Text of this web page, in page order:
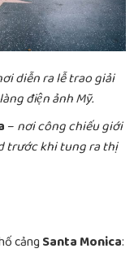
diễn ra lễ trao giải
điện ảnh Mỹ.
– nơi công chiếu giới
trước khi tung ra thị
cảngSanta Monica: